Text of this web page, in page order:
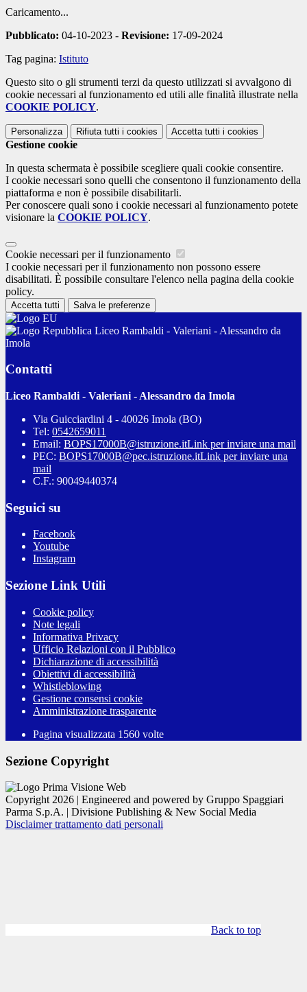
Caricamento...
Pubblicato: 04-10-2023 - Revisione: 17-09-2024
Tag pagina: Istituto
Questo sito o gli strumenti terzi da questo utilizzati si avvalgono di
cookie necessari al funzionamento ed utili alle finalità illustrate nella
COOKIE POLICY.
Personalizza Rifiuta tutti i cookies Accetta tutti i cookies
Gestione cookie
In questa schermata è possibile scegliere quali cookie consentire.
I cookie necessari sono quelli che consentono il funzionamento della
piattaforma e non è possibile disabilitarli.
Per conoscere quali sono i cookie necessari al funzionamento potete
visionare la COOKIE POLICY.
Cookie necessari per il funzionamento
I cookie necessari per il funzionamento non possono essere
disabilitati. È possibile consultare l'elenco nella pagina della cookie
policy.
Accetta tutti Salva le preferenze
Liceo Rambaldi - Valeriani - Alessandro da
Imola
Contatti
Liceo Rambaldi - Valeriani - Alessandro da Imola
Via Guicciardini 4 - 40026 Imola (BO)
Tel: 0542659011
Email: BOPS17000B@istruzione.itLink per inviare una mail
PEC: BOPS17000B@pec.istruzione.itLink per inviare una
mail
C.F.: 90049440374
Seguici su
Facebook
Youtube
Instagram
Sezione Link Utili
Cookie policy
Note legali
Informativa Privacy
Ufficio Relazioni con il Pubblico
Dichiarazione di accessibilità
Obiettivi di accessibilità
Whistleblowing
Gestione consensi cookie
Amministrazione trasparente
Pagina visualizzata 1560 volte
Sezione Copyright
Copyright 2026 | Engineered and powered by Gruppo Spaggiari
Parma S.p.A. | Divisione Publishing & New Social Media
Disclaimer trattamento dati personali
Back to top